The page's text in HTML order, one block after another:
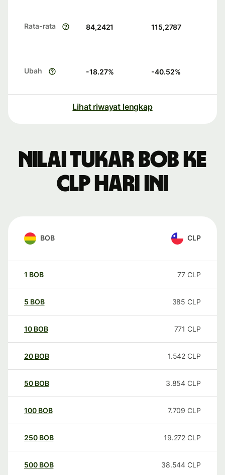
Rata-rata 84,2421 115,2787
Ubah -18.27% -40.52%
Lihat riwayat lengkap
Nilai tukar BOB ke
CLP hari ini
BOB CLP
1 BOB 77 CLP
5 BOB 385 CLP
10 BOB 771 CLP
20 BOB 1.542 CLP
50 BOB 3.854 CLP
100 BOB 7.709 CLP
250 BOB 19.272 CLP
500 BOB 38.544 CLP